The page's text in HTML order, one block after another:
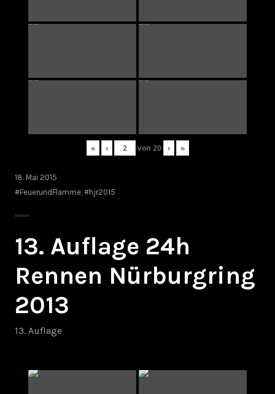
« ‹ von 20 › »
18. Mai 2015
#FeuerundFlamme #hjr2015
13. Auflage 24h
Rennen Nürburgring
2013
13. Auflage